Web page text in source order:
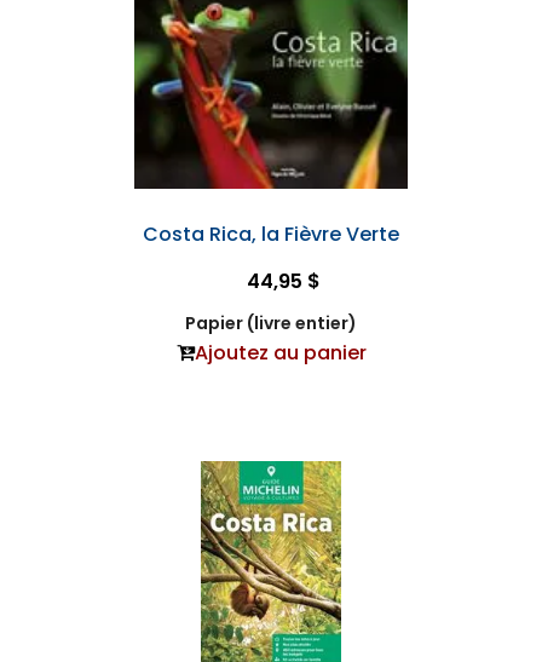
Costa Rica, la Fièvre Verte
44,95 $
Papier (livre entier)
Ajoutez au panier